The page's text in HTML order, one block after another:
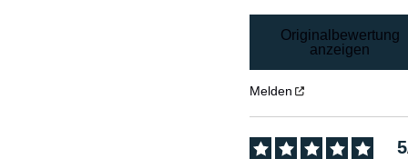
Originalbewertung
anzeigen
Melden
5